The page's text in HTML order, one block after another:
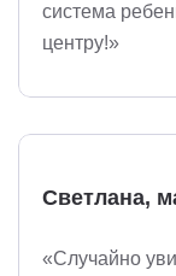
система
центру!»
Светлана,
«Случайно